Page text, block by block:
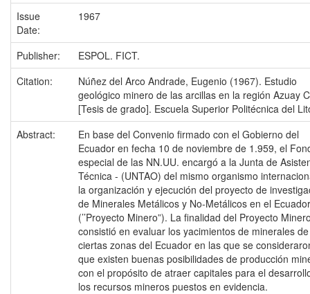
Issue
Date:
1967
Publisher:
ESPOL. FICT.
Citation:
Núñez del Arco Andrade, Eugenio (1967). Estudio
geológico minero de las arcillas en la región Azuay
[Tesis de grado]. Escuela Superior Politécnica del
Abstract:
En base del Convenio firmado con el Gobierno del
Ecuador en fecha 10 de noviembre de 1.959, el
especial de las NN.UU. encargó a la Junta de
Técnica - (UNTAO) del mismo organismo
la organización y ejecución del proyecto de
de Minerales Metálicos y No-Metálicos en el Ecuador
(’’Proyecto Minero”). La finalidad del Proyecto
consistió en evaluar los yacimientos de minerales de
ciertas zonas del Ecuador en las que se
que existen buenas posibilidades de producción
con el propósito de atraer capitales para el
los recursos mineros puestos en evidencia.